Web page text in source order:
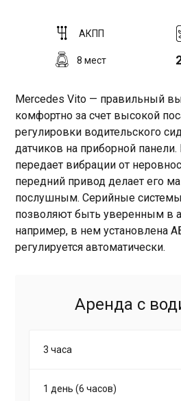
АКПП
8 мест
Mercedes Vito — правильный
комфортно за счет высокой
регулировки водительского
датчиков на приборной
передает вибрации от
передний привод делает его
послушным. Серийные системы
позволяют быть уверенным в
например, в нем установлена
регулируется автоматически.
Аренда с
3 часа
1 день (6 часов)